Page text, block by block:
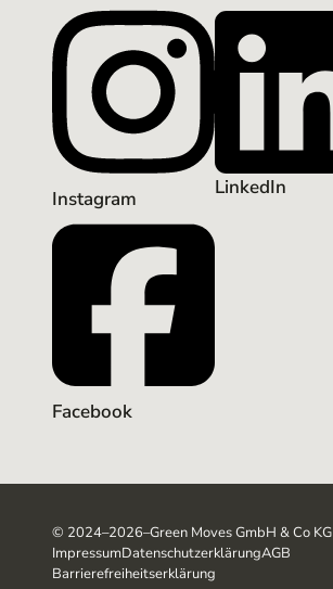
Instagram LinkedIn
Facebook
© 2024–2026–Green Moves GmbH & Co KG
ImpressumDatenschutzerklärungAGB
Barrierefreiheitserklärung